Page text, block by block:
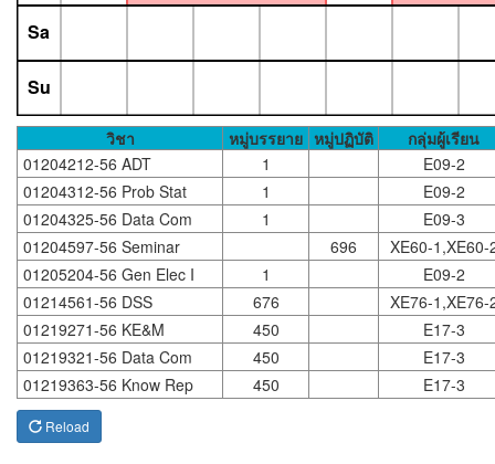
Sa
Su
วิชา หมู่บรรยาย หมู่ปฏิบัติ
กลุ่มผู้เรียน
01204212-56 ADT
1
E09-2
01204312-56 Prob Stat
1
E09-2
01204325-56 Data Com
1
E09-3
01204597-56 Seminar
696
XE60-1,XE60-
01205204-56 Gen Elec I
1
E09-2
01214561-56 DSS
676
XE76-1,XE76-
01219271-56 KE&M
450
E17-3
01219321-56 Data Com
450
E17-3
01219363-56 Know Rep
450 E17-3
Reload